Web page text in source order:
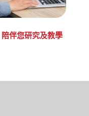
陪伴您研究及教學